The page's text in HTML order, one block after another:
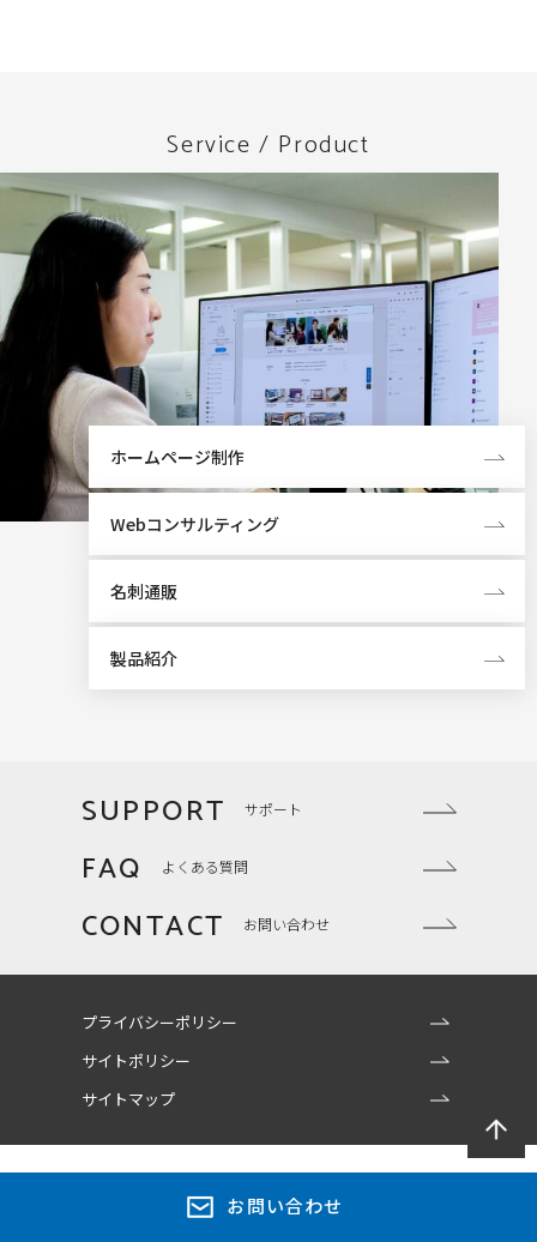
Service / Product
ホームページ制作
Webコンサルティング
名刺通販
製品紹介
SUPPORT サポート
FAQ よくある質問
CONTACT お問い合わせ
プライバシーポリシー
サイトポリシー
サイトマップ
お問い合わせ